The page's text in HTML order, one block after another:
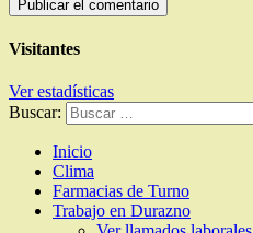
Visitantes
Ver estadísticas
Buscar:
Inicio
Clima
Farmacias de Turno
Trabajo en Durazno